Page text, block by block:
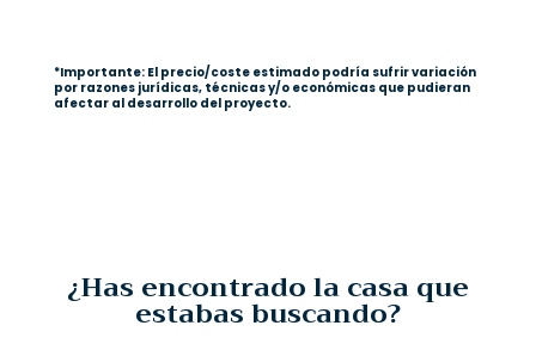
*Importante: El precio/coste estimado podría sufrir variación
por razones jurídicas, técnicas y/o económicas que pudieran
afectar al desarrollo del proyecto.
¿Has encontrado la casa que
estabas buscando?